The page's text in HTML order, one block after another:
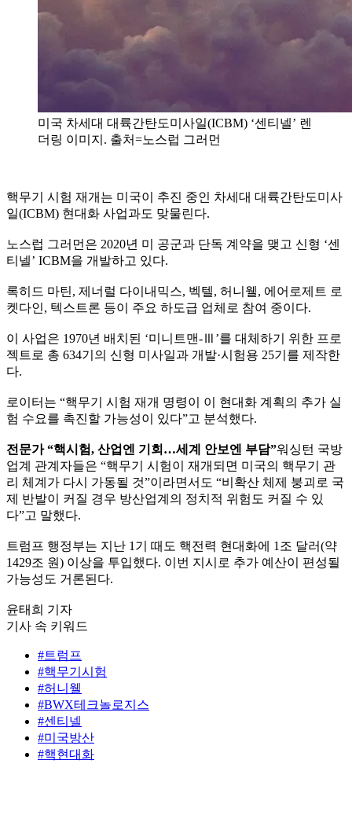
미국 차세대 대륙간탄도미사일(ICBM) ‘센티넬’ 렌
더링 이미지. 출처=노스럽 그러먼
핵무기 시험 재개는 미국이 추진 중인 차세대 대륙간탄도미사
일(ICBM) 현대화 사업과도 맞물린다.
노스럽 그러먼은 2020년 미 공군과 단독 계약을 맺고 신형 ‘센
티넬’ ICBM을 개발하고 있다.
록히드 마틴, 제너럴 다이내믹스, 벡텔, 허니웰, 에어로제트 로
켓다인, 텍스트론 등이 주요 하도급 업체로 참여 중이다.
이 사업은 1970년 배치된 ‘미니트맨-Ⅲ’를 대체하기 위한 프로
젝트로 총 634기의 신형 미사일과 개발·시험용 25기를 제작한
다.
로이터는 “핵무기 시험 재개 명령이 이 현대화 계획의 추가 실
험 수요를 촉진할 가능성이 있다”고 분석했다.
전문가 “핵시험, 산업엔 기회…세계 안보엔 부담”워싱턴 국방
업계 관계자들은 “핵무기 시험이 재개되면 미국의 핵무기 관
리 체계가 다시 가동될 것”이라면서도 “비확산 체제 붕괴로 국
제 반발이 커질 경우 방산업계의 정치적 위험도 커질 수 있
다”고 말했다.
트럼프 행정부는 지난 1기 때도 핵전력 현대화에 1조 달러(약
1429조 원) 이상을 투입했다. 이번 지시로 추가 예산이 편성될
가능성도 거론된다.
윤태희 기자
기사 속 키워드
#트럼프
#핵무기시험
#허니웰
#BWX테크놀로지스
#센티넬
#미국방산
#핵현대화